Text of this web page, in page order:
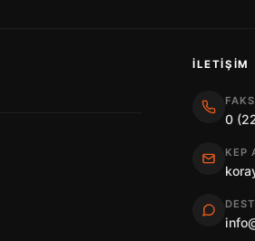
İLETIŞIM
FAKS
0
KEP